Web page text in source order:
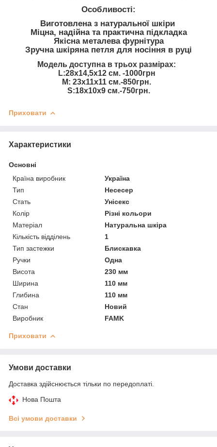
Особливості:
Виготовлена з натуральної шкіри
Міцна, надійна та практична підкладка
Якісна металева фурнітура
Зручна шкіряна петля для носіння в руці
Модель доступна в трьох размірах:
L:28х14,5х12 см. -1000грн
М: 23х11х11 см.-850грн.
S:18х10х9 см.-750грн.
Приховати
Характеристики
Основні
Країна виробник
Україна
Тип
Несесер
Стать
Унісекс
Колір
Різні кольори
Матеріал
Натуральна шкіра
Кількість відділень
1
Тип застежки
Блискавка
Ручки
Одна
Висота
230 мм
Ширина
110 мм
Глибина
110 мм
Стан
Новий
Виробник
FAMK
Приховати
Умови доставки
Доставка здійснюється тільки по передоплаті.
Нова Пошта
Всі умови доставки